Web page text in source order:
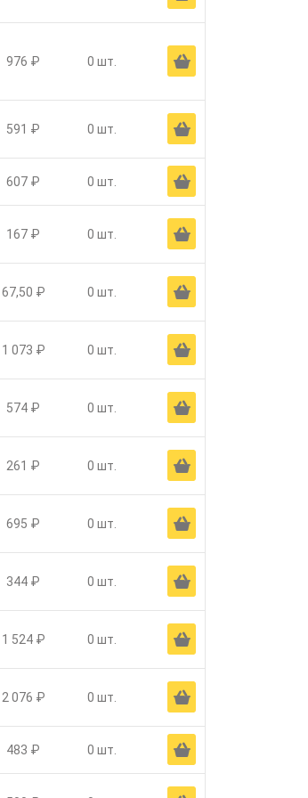
976 ₽ 0 шт. Ä
591 ₽ 0 шт. Ä
607 ₽ 0 шт. Ä
167 ₽ 0 шт. Ä
67,50 ₽ 0 шт. Ä
1 073 ₽ 0 шт. Ä
574 ₽ 0 шт. Ä
261 ₽ 0 шт. Ä
695 ₽ 0 шт. Ä
344 ₽ 0 шт. Ä
1 524 ₽ 0 шт. Ä
2 076 ₽ 0 шт. Ä
483 ₽ 0 шт. Ä